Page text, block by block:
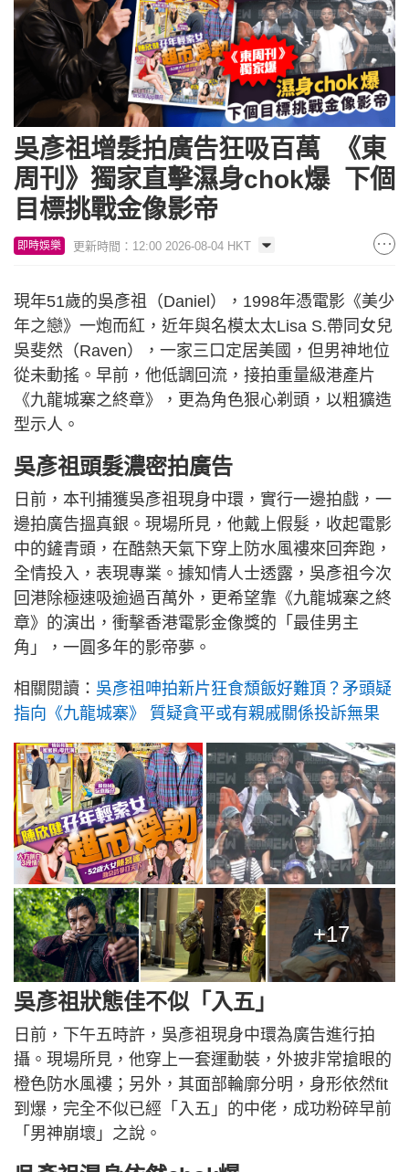
吳彥祖增髮拍廣告狂吸百萬 《東
周刊》獨家直擊濕身chok爆 下個
目標挑戰金像影帝
即時娛樂 更新時間：12:00 2026-08-04 HKT
現年51歲的吳彥祖（Daniel），1998年憑電影《美少
年之戀》一炮而紅，近年與名模太太Lisa S.帶同女兒
吳斐然（Raven），一家三口定居美國，但男神地位
從未動搖。早前，他低調回流，接拍重量級港產片
《九龍城寨之終章》，更為角色狠心剃頭，以粗獷造
型示人。
吳彥祖頭髮濃密拍廣告
日前，本刊捕獲吳彥祖現身中環，實行一邊拍戲，一
邊拍廣告搵真銀。現場所見，他戴上假髮，收起電影
中的鏟青頭，在酷熱天氣下穿上防水風褸來回奔跑，
全情投入，表現專業。據知情人士透露，吳彥祖今次
回港除極速吸逾過百萬外，更希望靠《九龍城寨之終
章》的演出，衝擊香港電影金像獎的「最佳男主
角」，一圓多年的影帝夢。
相關閱讀： 吳彥祖呻拍新片狂食頹飯好難頂？矛頭疑
指向《九龍城寨》 質疑貪平或有親戚關係投訴無果
+17
吳彥祖狀態佳不似「入五」
日前，下午五時許，吳彥祖現身中環為廣告進行拍
攝。現場所見，他穿上一套運動裝，外披非常搶眼的
橙色防水風褸；另外，其面部輪廓分明，身形依然fit
到爆，完全不似已經「入五」的中佬，成功粉碎早前
「男神崩壞」之說。